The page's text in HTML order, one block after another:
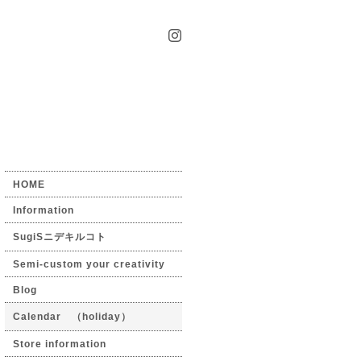
HOME
Information
SugiSニデキルコト
Semi-custom your creativity
Blog
Calendar （holiday）
Store information